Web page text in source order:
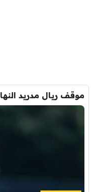
موقف ريال مدريد